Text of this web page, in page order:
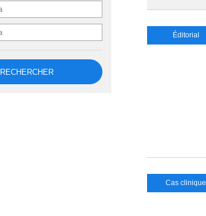
RECHERCHER
Éditorial
Cas clinique